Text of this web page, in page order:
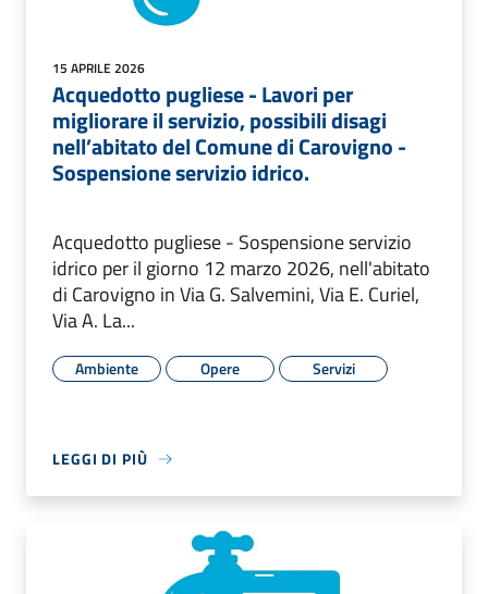
15 APRILE 2026
Acquedotto pugliese - Lavori per
migliorare il servizio, possibili disagi
nell’abitato del Comune di Carovigno -
Sospensione servizio idrico.
Acquedotto pugliese - Sospensione servizio
idrico per il giorno 12 marzo 2026, nell'abitato
di Carovigno in Via G. Salvemini, Via E. Curiel,
Via A. La...
Ambiente Opere Servizi
LEGGI DI PIÙ